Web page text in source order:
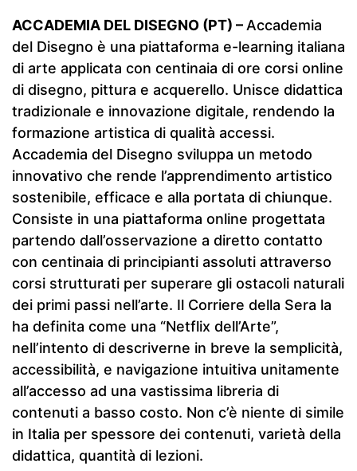
ACCADEMIA DEL DISEGNO (PT) – Accademia
del Disegno è una piattaforma e-learning italiana
di arte applicata con centinaia di ore corsi online
di disegno, pittura e acquerello. Unisce didattica
tradizionale e innovazione digitale, rendendo la
formazione artistica di qualità accessi.
Accademia del Disegno sviluppa un metodo
innovativo che rende l’apprendimento artistico
sostenibile, efficace e alla portata di chiunque.
Consiste in una piattaforma online progettata
partendo dall’osservazione a diretto contatto
con centinaia di principianti assoluti attraverso
corsi strutturati per superare gli ostacoli naturali
dei primi passi nell’arte. Il Corriere della Sera la
ha definita come una “Netflix dell’Arte”,
nell’intento di descriverne in breve la semplicità,
accessibilità, e navigazione intuitiva unitamente
all’accesso ad una vastissima libreria di
contenuti a basso costo. Non c’è niente di simile
in Italia per spessore dei contenuti, varietà della
didattica, quantità di lezioni.